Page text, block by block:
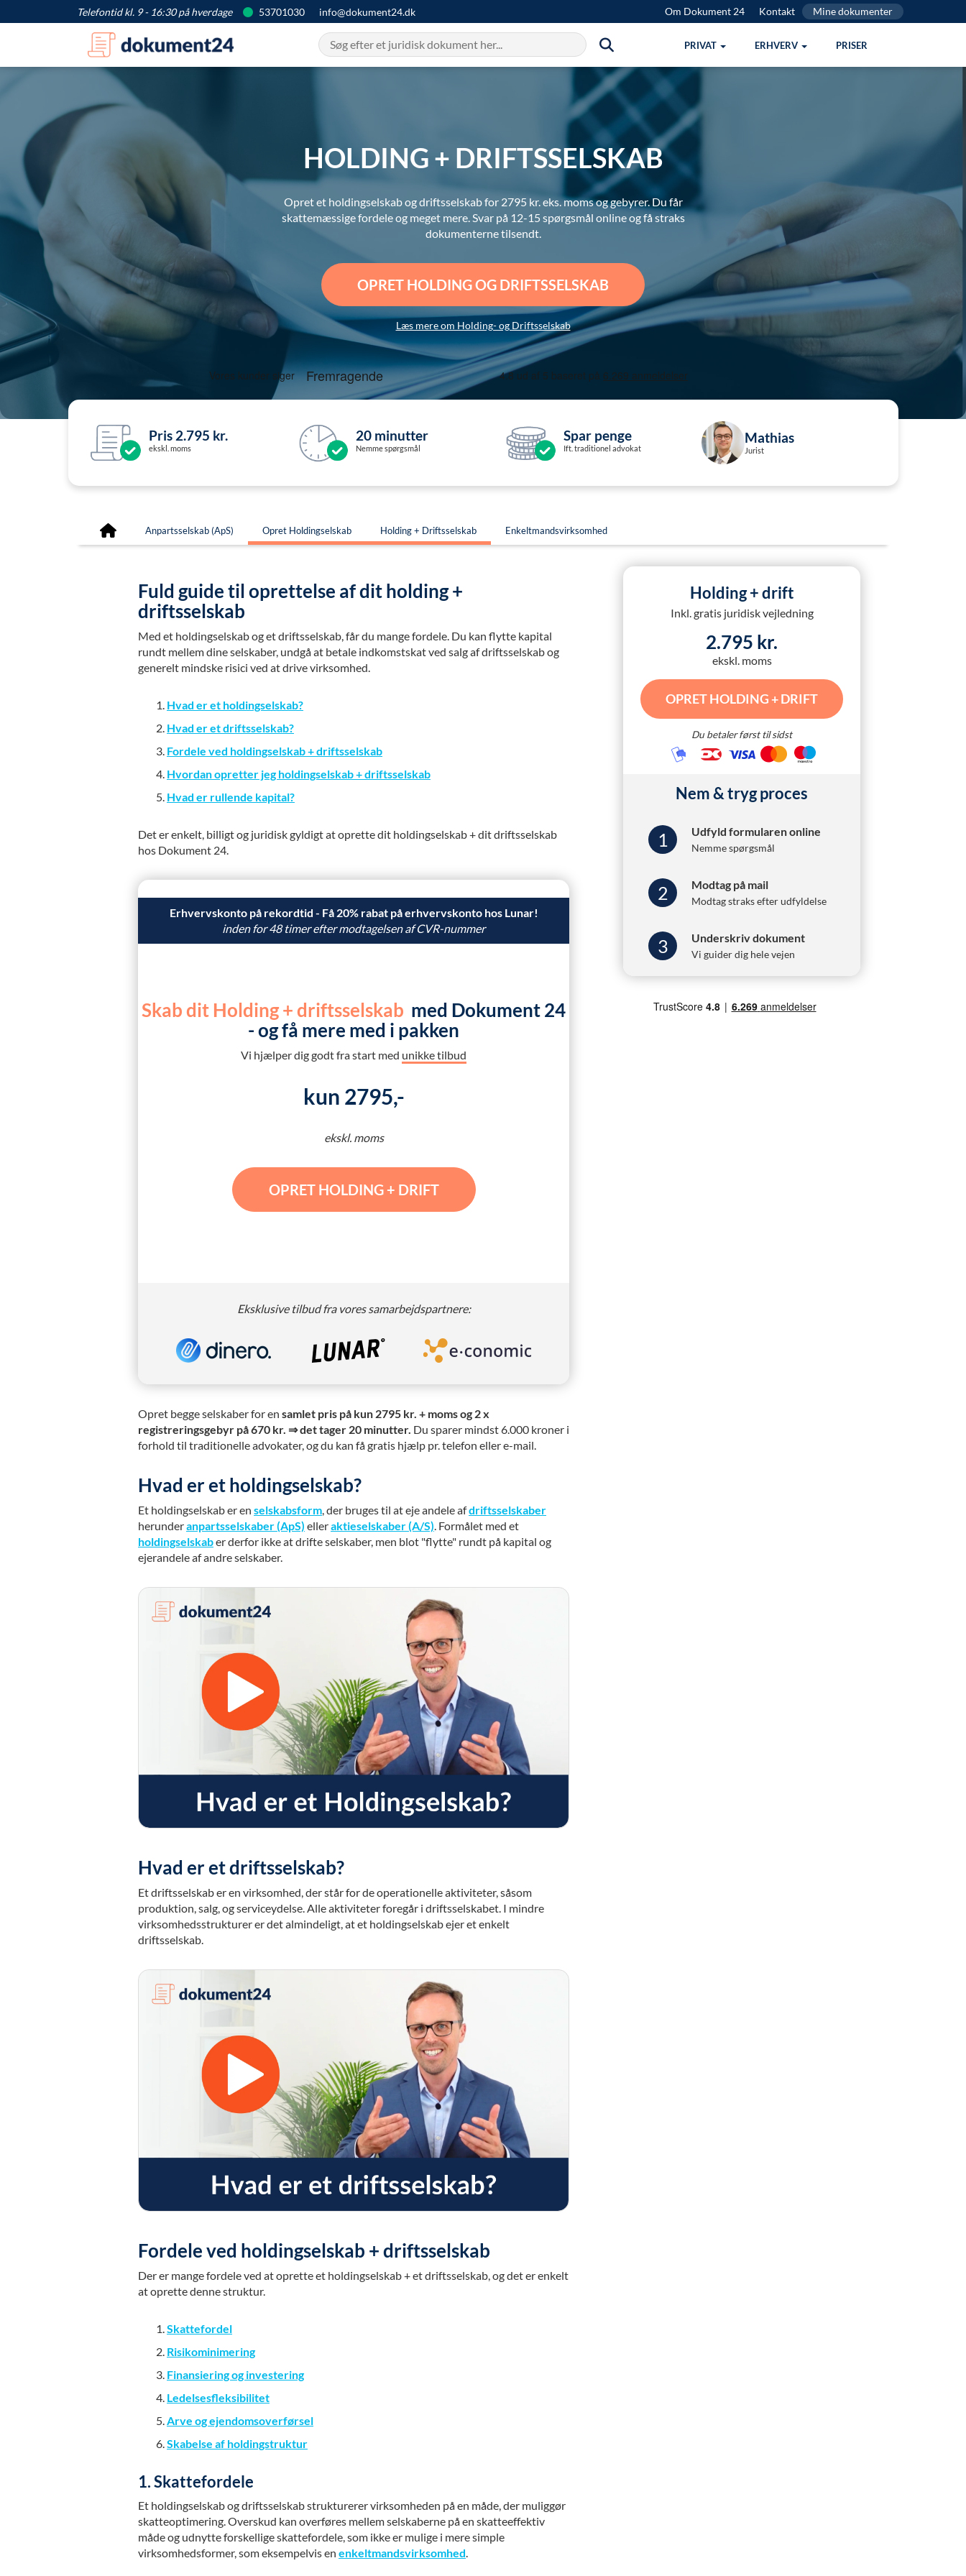
Telefontid kl. 9 - 16:30 på hverdage 53701030 info@dokument24.dk Om Dokument 24 Kontakt Mine dokumenter
PRIVAT ERHVERV PRISER
HOLDING + DRIFTSSELSKAB
Opret et holdingselskab og driftsselskab for 2795 kr. eks. moms og gebyrer. Du får
skattemæssige fordele og meget mere. Svar på 12-15 spørgsmål online og få straks
dokumenterne tilsendt.
OPRET HOLDING OG DRIFTSSELSKAB
Læs mere om Holding- og Driftsselskab
Pris 2.795 kr.
ekskl. moms
20 minutter
Nemme spørgsmål
Spar penge
Ift. traditionel advokat
Mathias
Jurist
Anpartsselskab (ApS) Opret Holdingselskab Holding + Driftsselskab Enkeltmandsvirksomhed
Fuld guide til oprettelse af dit holding +
driftsselskab
Med et holdingselskab og et driftsselskab, får du mange fordele. Du kan flytte kapital
rundt mellem dine selskaber, undgå at betale indkomstskat ved salg af driftsselskab og
generelt mindske risici ved at drive virksomhed.
Hvad er et holdingselskab?
Hvad er et driftsselskab?
Fordele ved holdingselskab + driftsselskab
Hvordan opretter jeg holdingselskab + driftsselskab
Hvad er rullende kapital?
Det er enkelt, billigt og juridisk gyldigt at oprette dit holdingselskab + dit driftsselskab
hos Dokument 24.
Erhvervskonto på rekordtid - Få 20% rabat på erhvervskonto hos Lunar!
inden for 48 timer efter modtagelsen af CVR-nummer
Skab dit Holding + driftsselskab med Dokument 24
- og få mere med i pakken
Vi hjælper dig godt fra start med unikke tilbud
kun 2795,-
ekskl. moms
OPRET HOLDING + DRIFT
Eksklusive tilbud fra vores samarbejdspartnere:
Opret begge selskaber for en samlet pris på kun 2795 kr. + moms og 2 x
registreringsgebyr på 670 kr. ⇒det tager 20 minutter. Du sparer mindst 6.000 kroner i
forhold til traditionelle advokater, og du kan få gratis hjælp pr. telefon eller e-mail.
Hvad er et holdingselskab?
Et holdingselskab er en selskabsform, der bruges til at eje andele afdriftsselskaber
herunderanpartsselskaber (ApS) elleraktieselskaber (A/S). Formålet med et
holdingselskaber derfor ikke at drifte selskaber, men blot "flytte" rundt på kapital og
ejerandele af andre selskaber.
Hvad er et driftsselskab?
Et driftsselskab er en virksomhed, der står for de operationelle aktiviteter, såsom
produktion, salg, og serviceydelse. Alle aktiviteter foregår i driftsselskabet. I mindre
virksomhedsstrukturer er det almindeligt, at et holdingselskab ejer et enkelt
driftsselskab.
Fordele ved holdingselskab + driftsselskab
Der er mange fordele ved at oprette et holdingselskab + et driftsselskab, og det er enkelt
at oprette denne struktur.
Skattefordel
Risikominimering
Finansiering og investering
Ledelsesfleksibilitet
Arve og ejendomsoverførsel
Skabelse af holdingstruktur
1. Skattefordele
Et holdingselskab og driftsselskab strukturerer virksomheden på en måde, der muliggør
skatteoptimering. Overskud kan overføres mellem selskaberne på en skatteeffektiv
måde og udnytte forskellige skattefordele, som ikke er mulige i mere simple
virksomhedsformer, som eksempelvis en enkeltmandsvirksomhed.
Holding + drift
Inkl. gratis juridisk vejledning
2.795 kr.
ekskl. moms
OPRET HOLDING + DRIFT
Du betaler først til sidst
Nem & tryg proces
1 Udfyld formularen online
Nemme spørgsmål
2 Modtag på mail
Modtag straks efter udfyldelse
3 Underskriv dokument
Vi guider dig hele vejen